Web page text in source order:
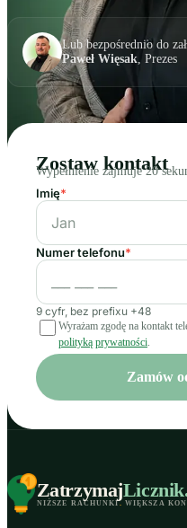
Lub bezpośrednio do
Paweł Więsak, Prezes
Zostaw kontakt
Wypełnienie zajmuje 20
Imię*
Numer telefonu*
9 cyfr, bez prefixu +48
Wyrażam zgodę na kontakt
polityką prywatności.
Zamów
ZatrzymajLicznik
NIŻSZE RACHUNKI. WIĘKSZA